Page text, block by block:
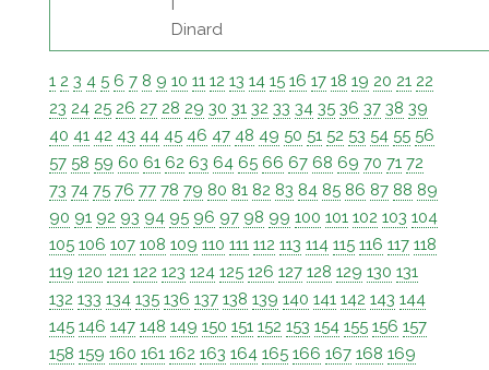
Dinard
1 2 3 4 5 6 7 8 9 10 11 12 13 14 15 16 17 18 19 20 21 22
23 24 25 26 27 28 29 30 31 32 33 34 35 36 37 38 39
40 41 42 43 44 45 46 47 48 49 50 51 52 53 54 55 56
57 58 59 60 61 62 63 64 65 66 67 68 69 70 71 72
73 74 75 76 77 78 79 80 81 82 83 84 85 86 87 88 89
90 91 92 93 94 95 96 97 98 99 100 101 102 103 104
105 106 107 108 109 110 111 112 113 114 115 116 117 118
119 120 121 122 123 124 125 126 127 128 129 130 131
132 133 134 135 136 137 138 139 140 141 142 143 144
145 146 147 148 149 150 151 152 153 154 155 156 157
158 159 160 161 162 163 164 165 166 167 168 169